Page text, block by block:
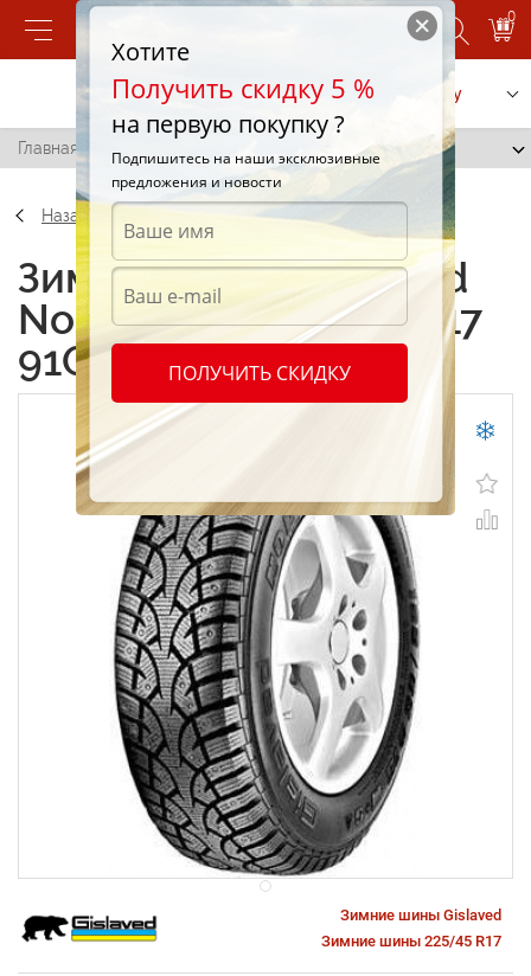
0
Позвонить Заказать услугу
Главная / Gislaved Nord Frost 3 225/45 R17 91Q
Назад
Зимние шины Gislaved
Nord Frost 3 225/45 R17
91Q
Зимние шины Gislaved
Зимние шины 225/45 R17
Хотите
Получить скидку 5 %
на первую покупку ?
Подпишитесь на наши эксклюзивные
предложения и новости
ПОЛУЧИТЬ СКИДКУ